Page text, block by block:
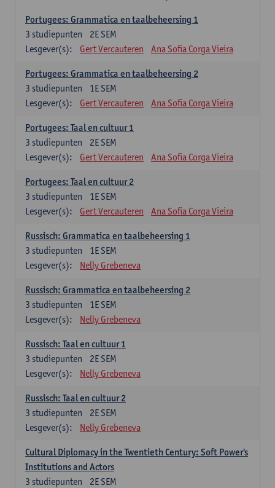
Portugees: Grammatica en taalbeheersing 1
2E SEM
3 studiepunten
Lesgever(s):
Gert Vercauteren Ana Sofia Corga Vieira
Portugees: Grammatica en taalbeheersing 2
1E SEM
3 studiepunten
Lesgever(s):
Gert Vercauteren Ana Sofia Corga Vieira
Portugees: Taal en cultuur 1
2E SEM
3 studiepunten
Lesgever(s):
Gert Vercauteren Ana Sofia Corga Vieira
Portugees: Taal en cultuur 2
1E SEM
3 studiepunten
Lesgever(s):
Gert Vercauteren Ana Sofia Corga Vieira
Russisch: Grammatica en taalbeheersing 1
1E SEM
3 studiepunten
Lesgever(s):
Nelly Grebeneva
Russisch: Grammatica en taalbeheersing 2
1E SEM
3 studiepunten
Lesgever(s):
Nelly Grebeneva
Russisch: Taal en cultuur 1
2E SEM
3 studiepunten
Lesgever(s):
Nelly Grebeneva
Russisch: Taal en cultuur 2
2E SEM
3 studiepunten
Lesgever(s):
Nelly Grebeneva
Cultural Diplomacy in the Twentieth Century: Soft Power's
Institutions and Actors
2E SEM
3 studiepunten